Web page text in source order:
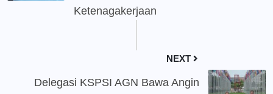
Ketenagakerjaan
NEXT
Delegasi KSPSI AGN Bawa Angin